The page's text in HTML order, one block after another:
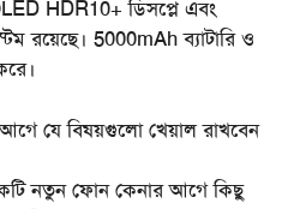
HDR10+ ডিসপ্লে এবং
রয়েছে। 5000mAh ব্যাটারি ও
আগে যে বিষয়গুলো খেয়াল রাখবেন
নতুন ফোন কেনার আগে কিছু